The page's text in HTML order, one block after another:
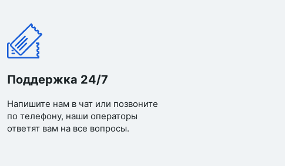
Поддержка 24/7
Напишите нам в чат или позвоните
по телефону, наши операторы
ответят вам на все вопросы.